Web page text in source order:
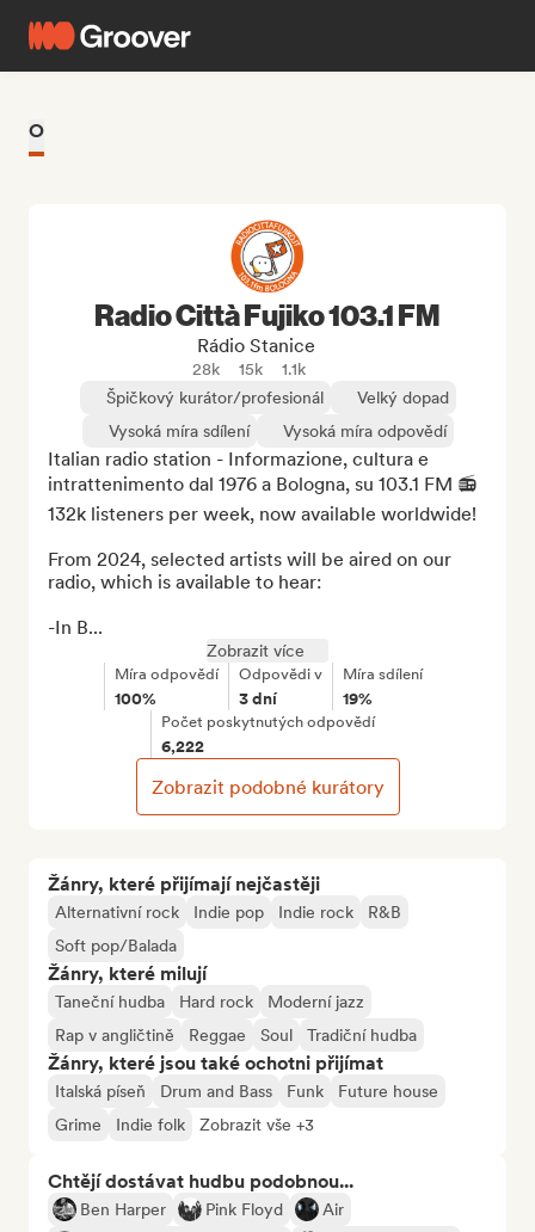
O
Žánry, které přijímají nejčastěji
Alternativní rock Indie pop Indie rock
R&B
Soft pop/Balada
Žánry, které milují
Taneční hudba Hard rock
Moderní jazz
Rap v angličtině
Reggae Soul Tradiční hudba
Žánry, které jsou také ochotni přijímat
Italská píseň Drum and Bass Funk
Future house
Grime
Indie folk Zobrazit vše +3
Chtějí dostávat hudbu podobnou...
Ben Harper Pink Floyd
Air
Radio Città Fujiko 103.1 FM
Rádio Stanice
28k 15k
1.1k
Špičkový kurátor/profesionál
Velký dopad
Vysoká míra sdílení
Vysoká míra odpovědí
Italian radio station - Informazione, cultura e
intrattenimento dal 1976 a Bologna, su 103.1 FM 📻
132k listeners per week, now available worldwide!
From 2024, selected artists will be aired on our
radio, which is available to hear:
-In B...
Zobrazit více
Míra odpovědí
100%
Odpovědi v
3 dní
Míra sdílení
19%
Počet poskytnutých odpovědí
6,222
Zobrazit podobné kurátory